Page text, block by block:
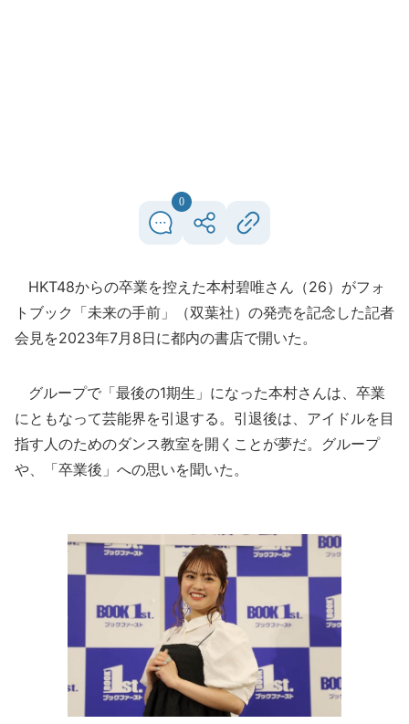
0
HKT48からの卒業を控えた本村碧唯さん（26）がフォ
トブック「未来の手前」（双葉社）の発売を記念した記者
会見を2023年7月8日に都内の書店で開いた。
グループで「最後の1期生」になった本村さんは、卒業
にともなって芸能界を引退する。引退後は、アイドルを目
指す人のためのダンス教室を開くことが夢だ。グループ
や、「卒業後」への思いを聞いた。